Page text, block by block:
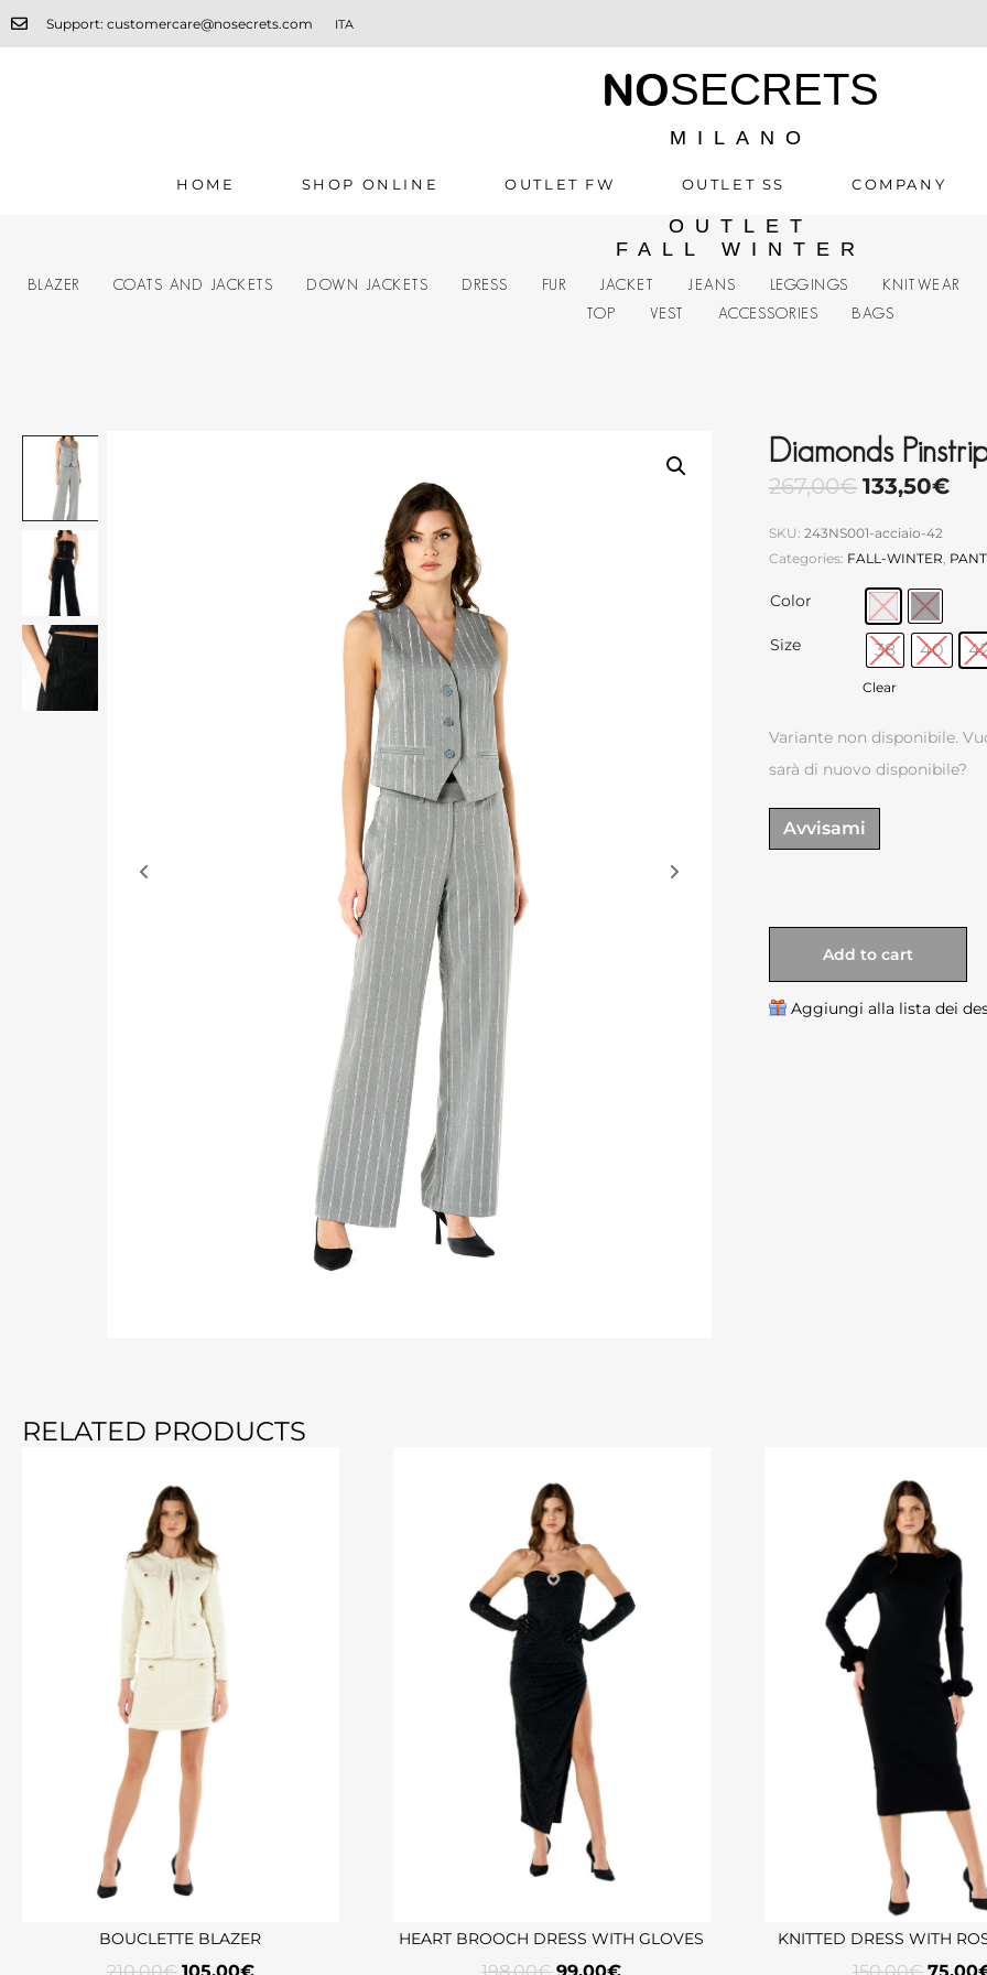
Support: customercare@nosecrets.com ITA
NOSECRETS
MILANO
HOME SHOP ONLINE OUTLET FW OUTLET SS COMPANY
OUTLET
FALL WINTER
BLAZER COATS AND JACKETS DOWN JACKETS DRESS FUR JACKET JEANS LEGGINGS KNITWEAR
TOP
VEST ACCESSORIES BAGS
Diamonds
267,00€ 133,50€
SKU: 243NS001-acciaio-42
Categories: FALL-WINTER,
Color
Size 38 40
Clear
Variante non disponibile.
sarà di nuovo disponibile?
Avvisami
Add to cart
Aggiungi alla lista dei
RELATED PRODUCTS
BOUCLETTE BLAZER HEART BROOCH DRESS WITH GLOVES KNITTED DRESS WITH